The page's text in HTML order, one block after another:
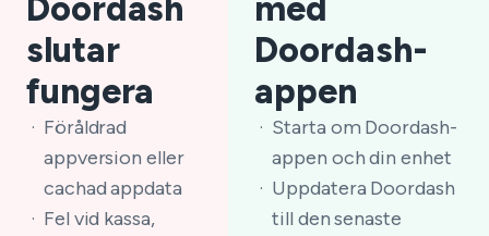
Doordash
slutar
fungera
Föråldrad
appversion eller
cachad appdata
Fel vid kassa,
med
Doordash-
appen
Starta om Doordash-
appen och din enhet
Uppdatera Doordash
till den senaste